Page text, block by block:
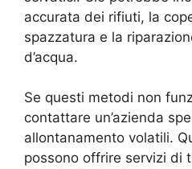
accurata dei rifiuti, la
spazzatura e la
d’acqua.
Se questi metodi non
contattare un’azienda
allontanamento volatili.
possono offrire servizi di